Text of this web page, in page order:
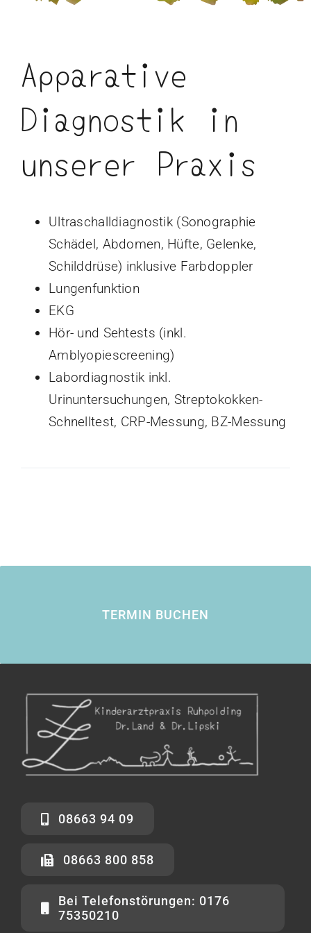
Apparative
Diagnostik in
unserer Praxis
Ultraschalldiagnostik (Sonographie
Schädel, Abdomen, Hüfte, Gelenke,
Schilddrüse) inklusive Farbdoppler
Lungenfunktion
EKG
Hör- und Sehtests (inkl.
Amblyopiescreening)
Labordiagnostik inkl.
Urinuntersuchungen, Streptokokken-
Schnelltest, CRP-Messung, BZ-Messung
TERMIN BUCHEN
08663 94 09
08663 800 858
Bei Telefonstörungen: 0176
75350210